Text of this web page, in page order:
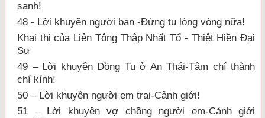
sanh!
48 - Lời khuyên người bạn -Đừng tu lòng vòng nữa!
Khai thị của Liên Tông Thập Nhất Tổ - Thiệt Hiền Đại
Sư
49 – Lời khuyên Dồng Tu ở An Thái-Tâm chí thành
chí kính!
50 – Lời khuyên người em trai-Cảnh giới!
51 – Lời khuyên vợ chồng người em-Cảnh giới